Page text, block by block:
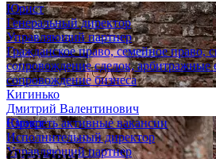
Юрист
Генеральный директор
Управляющий партнер
Гражданское право, семейное право,
сопровождение сделок, арбитражные
сопровождение бизнеса
Кигинько
Дмитрий Валентинович
Юрист
Исполнительный директор
Управляющий партнер
Смотреть активные вакансии